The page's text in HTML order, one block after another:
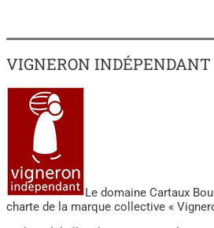
VIGNERON INDÉPENDANT
Le domaine Cartaux
charte de la marque collective «